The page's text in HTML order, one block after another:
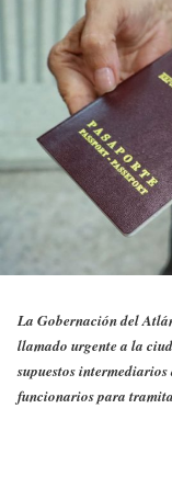
La Gobernación del
llamado urgente a la
supuestos
funcionarios para